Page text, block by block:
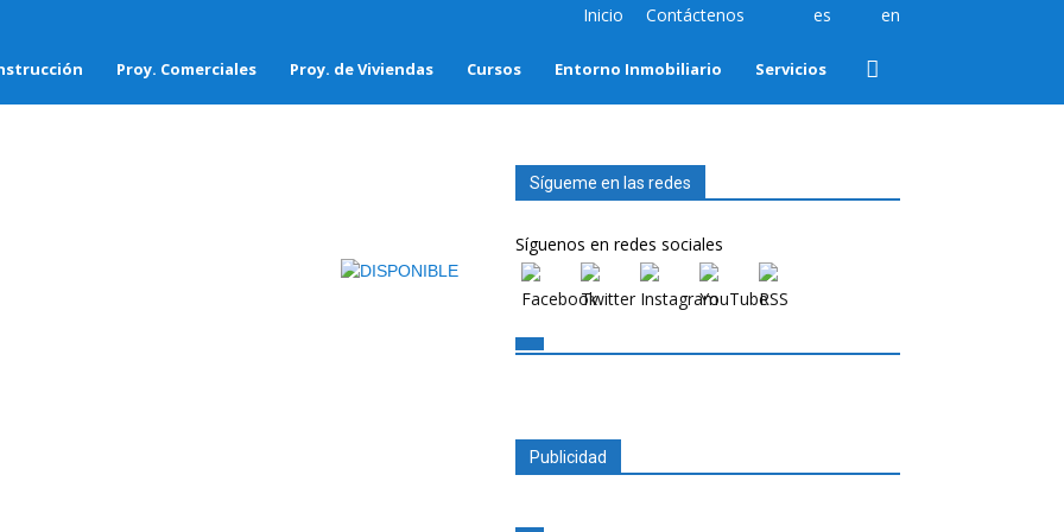
Inicio Contáctenos es en
Proy. Comerciales Proy. de Viviendas Cursos Entorno Inmobiliario Servicios
Sígueme en las redes
Síguenos en redes sociales
Publicidad